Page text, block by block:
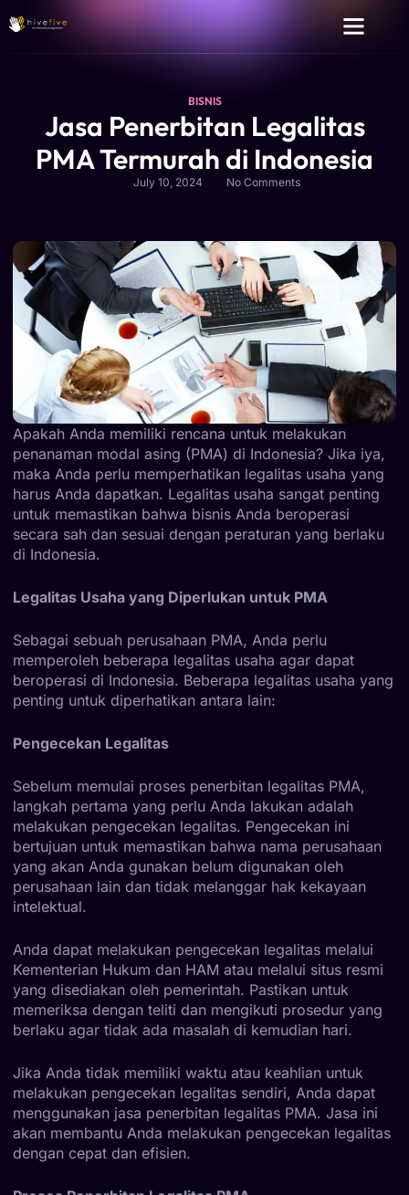
BISNIS
Jasa Penerbitan Legalitas
PMA Termurah di Indonesia
July 10, 2024 No Comments
Apakah Anda memiliki rencana untuk melakukan
penanaman modal asing (PMA) di Indonesia? Jika iya,
maka Anda perlu memperhatikan legalitas usaha yang
harus Anda dapatkan. Legalitas usaha sangat penting
untuk memastikan bahwa bisnis Anda beroperasi
secara sah dan sesuai dengan peraturan yang berlaku
di Indonesia.
Legalitas Usaha yang Diperlukan untuk PMA
Sebagai sebuah perusahaan PMA, Anda perlu
memperoleh beberapa legalitas usaha agar dapat
beroperasi di Indonesia. Beberapa legalitas usaha yang
penting untuk diperhatikan antara lain:
Pengecekan Legalitas
Sebelum memulai proses penerbitan legalitas PMA,
langkah pertama yang perlu Anda lakukan adalah
melakukan pengecekan legalitas. Pengecekan ini
bertujuan untuk memastikan bahwa nama perusahaan
yang akan Anda gunakan belum digunakan oleh
perusahaan lain dan tidak melanggar hak kekayaan
intelektual.
Anda dapat melakukan pengecekan legalitas melalui
Kementerian Hukum dan HAM atau melalui situs resmi
yang disediakan oleh pemerintah. Pastikan untuk
memeriksa dengan teliti dan mengikuti prosedur yang
berlaku agar tidak ada masalah di kemudian hari.
Jika Anda tidak memiliki waktu atau keahlian untuk
melakukan pengecekan legalitas sendiri, Anda dapat
menggunakan jasa penerbitan legalitas PMA. Jasa ini
akan membantu Anda melakukan pengecekan legalitas
dengan cepat dan efisien.